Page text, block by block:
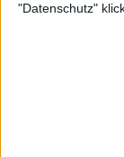
"Datenschutz"
STILE